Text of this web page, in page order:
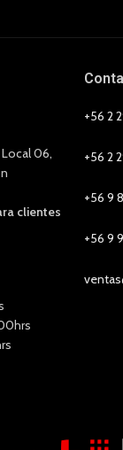
Local 06,
clientes
+56 2
+56 2
+56 9
+56 9